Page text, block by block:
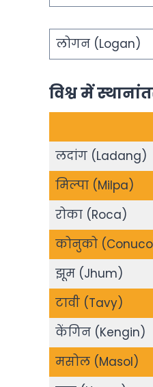
लोगन (Logan)
विश्व में
लदांग (Ladang)
मिल्पा (Milpa)
रोका (Roca)
कोनुको
झूम (Jhum)
टावी (Tavy)
केंगिन (Kengin)
मसोल (Masol)